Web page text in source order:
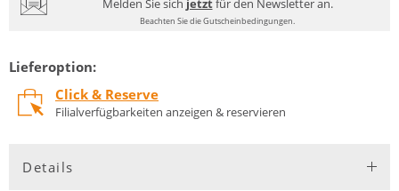
Melden Sie sich jetztfür den Newsletter an.
Beachten Sie die Gutscheinbedingungen.
Lieferoption:
Click & Reserve
Filialverfügbarkeiten anzeigen & reservieren
Details